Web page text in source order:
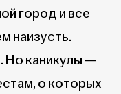
город и все
наизусть.
Но каникулы —
о которых